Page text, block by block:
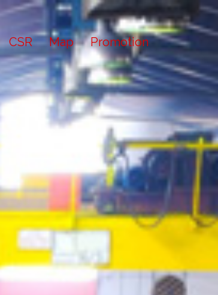
CSR Map Promotion